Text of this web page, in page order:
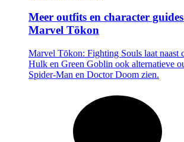
Meer outfits en character
Marvel Tōkon
Marvel Tōkon: Fighting Souls laat naast
Hulk en Green Goblin ook alternatieve
Spider-Man en Doctor Doom zien.